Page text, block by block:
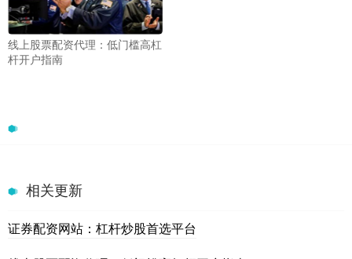
线上股票配资代理：低门槛高杠
杆开户指南
相关更新
证券配资网站：杠杆炒股首选平台